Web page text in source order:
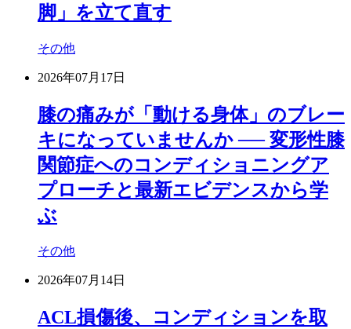
脚」を立て直す
その他
2026年07月17日
膝の痛みが「動ける身体」のブレー
キになっていませんか ── 変形性膝
関節症へのコンディショニングア
プローチと最新エビデンスから学
ぶ
その他
2026年07月14日
ACL損傷後、コンディションを取